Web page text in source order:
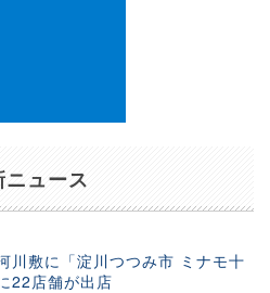
ニュース
川敷に「淀川つつみ市 ミナモ十
22店舗が出店